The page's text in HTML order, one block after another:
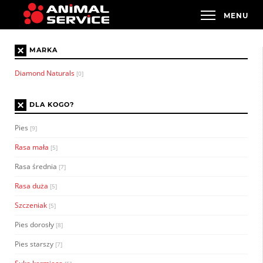
× MARKA
Diamond Naturals [0]
× DLA KOGO?
Pies [9]
Rasa mała [5]
Rasa średnia [7]
Rasa duża [5]
Szczeniak [5]
Pies dorosły [8]
Pies starszy [7]